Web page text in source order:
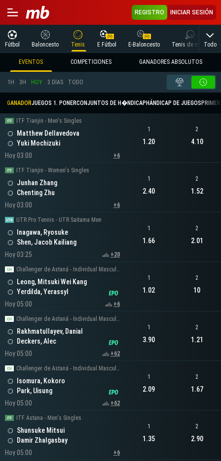
REGISTRO INICIAR SESIÓN
Fútbol Baloncesto Tenis E Fútbol E-Baloncesto Tenis de mesaTodo
EVENTOS COMPETICIONES GANADORES ABSOLUTOS
1H 3H HOY 3 DÍAS TODO
GANADORJUEGOS 1. PONERCONJUNTOS DE H�NDICAP HÁNDICAP DE JUEGOS
ITF Tianjin - Men's Singles
Matthew Dellavedova
Yuki Mochizuki
Hoy 03:00
+6
1
1.20
2
4.10
ITF Tianjin - Women's Singles
Junhan Zhang
Chenting Zhu
Hoy 03:00
+6
1
2.40
2
1.52
UTR Pro Tennis - UTR Saitama Men
Inagawa, Ryosuke
Shen, Jacob Kailiang
Hoy 03:25
+20
1
1.66
2
2.01
Challenger de Astaná - Individual Masculino
Leong, Mitsuki Wei Kang
Yerdilda, Yerassyl
Hoy 05:00
+6
1
1.02
2
10
Challenger de Astaná - Individual Masculino
Rakhmatullayev, Danial
Deckers, Alec
Hoy 05:00
+62
1
3.90
2
1.21
Challenger de Astaná - Individual Masculino
Isomura, Kokoro
Park, Uisung
Hoy 05:00
+62
1
2.09
2
1.67
ITF Astana - Men's Singles
Shunsuke Mitsui
Damir Zhalgasbay
Hoy 05:00
+6
1
1.35
2
2.90